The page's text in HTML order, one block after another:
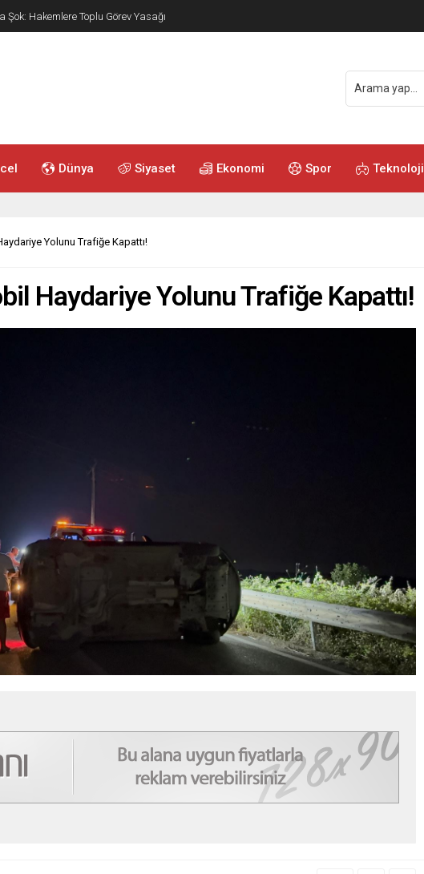
Şok: Hakemlere Toplu Görev Yasağı
Dünya Siyaset Ekonomi Spor Teknoloji
Yolunu Trafiğe Kapattı!
Haydariye Yolunu Trafiğe Kapattı!